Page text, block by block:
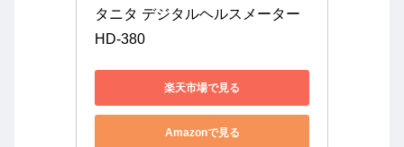
タニタ デジタルヘルスメーター
HD-380
楽天市場で見る
Amazonで見る